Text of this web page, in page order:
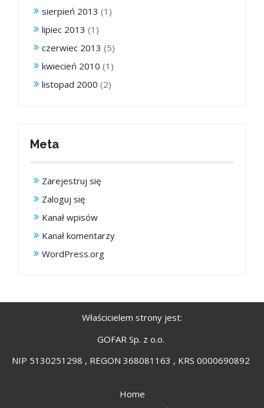
sierpień 2013 (1)
lipiec 2013 (1)
czerwiec 2013 (5)
kwiecień 2010 (1)
listopad 2000 (2)
Meta
Zarejestruj się
Zaloguj się
Kanał wpisów
Kanał komentarzy
WordPress.org
Właścicielem strony jest:
GOFAR Sp. z o.o.
NIP 5130251298 , REGON 368081163 , KRS 0000690892
Home